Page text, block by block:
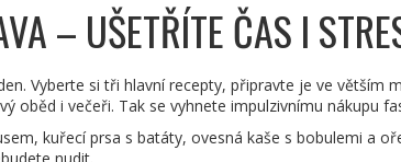
– UŠETŘÍTE ČAS I
Vyberte si tři hlavní recepty, připravte je ve větším
oběd i večeři. Tak se vyhnete impulzivnímu nákupu
kuřecí prsa s batáty, ovesná kaše s bobulemi a